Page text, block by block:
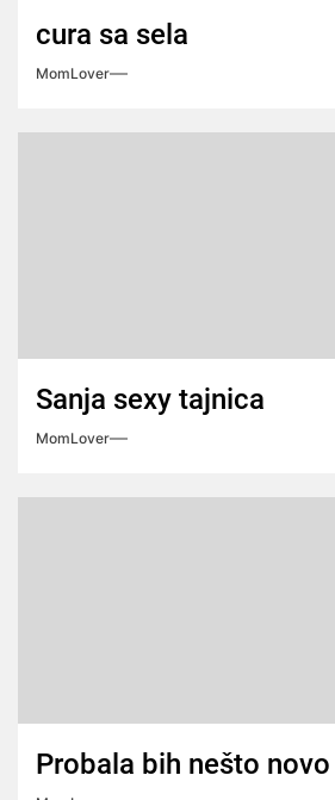
cura sa sela
MomLover
Sanja sexy tajnica
MomLover
Probala bih nešto novo